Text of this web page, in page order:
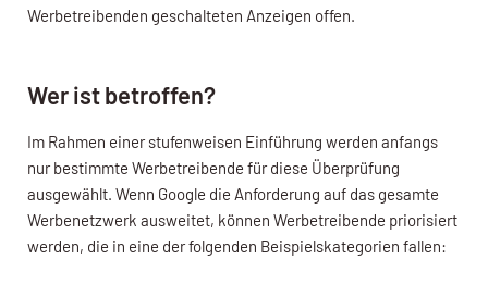
Werbetreibenden geschalteten Anzeigen offen.
Wer ist betroffen?
Im Rahmen einer stufenweisen Einführung werden anfangs
nur bestimmte Werbetreibende für diese Überprüfung
ausgewählt. Wenn Google die Anforderung auf das gesamte
Werbenetzwerk ausweitet, können Werbetreibende priorisiert
werden, die in eine der folgenden Beispielskategorien fallen: